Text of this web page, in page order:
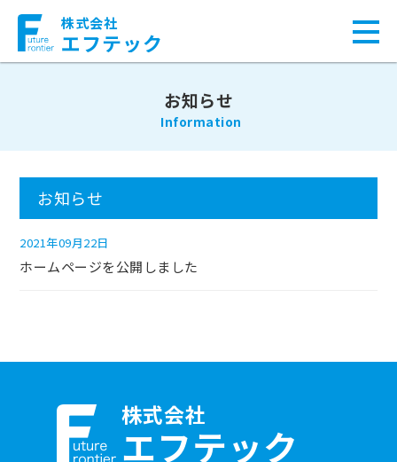
株式会社
エフテック
お知らせ
Information
お知らせ
2021年09月22日
ホームページを公開しました
株式会社
エフテック